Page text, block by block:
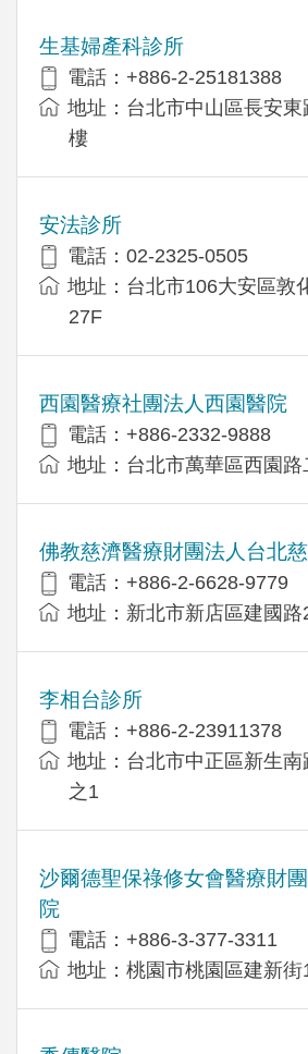
生基婦產科診所
電話：+886-2-25181388
地址：台北市中山區長安
樓
安法診所
電話：02-2325-0505
地址：台北市106大安區敦
27F
西園醫療社團法人西園醫院
電話：+886-2332-9888
地址：台北市萬華區西園路
佛教慈濟醫療財團法人台北
電話：+886-2-6628-9779
地址：新北市新店區建國路
李相台診所
電話：+886-2-23911378
地址：台北市中正區新生
之1
沙爾德聖保祿修女會醫療財
院
電話：+886-3-377-3311
地址：桃園市桃園區建新街